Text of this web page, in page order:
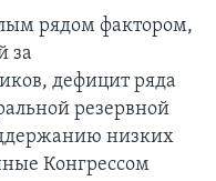
рядом фактором,
за
дефицит ряда
резервной
низких
Конгрессом